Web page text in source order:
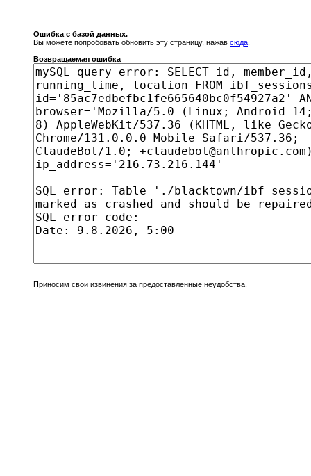
Ошибка с базой данных.
Вы можете попробовать обновить эту страницу, нажав сюда
Возвращаемая ошибка
Приносим свои извинения за предоставленные неудобства.